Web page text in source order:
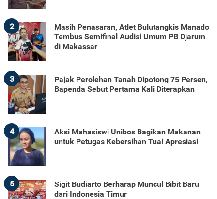
2
Masih Penasaran, Atlet Bulutangkis Manado
Tembus Semifinal Audisi Umum PB Djarum
di Makassar
3
Pajak Perolehan Tanah Dipotong 75 Persen,
Bapenda Sebut Pertama Kali Diterapkan
4
Aksi Mahasiswi Unibos Bagikan Makanan
untuk Petugas Kebersihan Tuai Apresiasi
5
Sigit Budiarto Berharap Muncul Bibit Baru
dari Indonesia Timur